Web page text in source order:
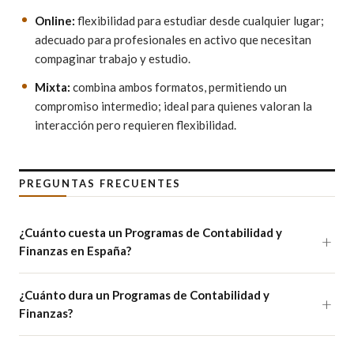
Online: flexibilidad para estudiar desde cualquier lugar;
adecuado para profesionales en activo que necesitan
compaginar trabajo y estudio.
Mixta: combina ambos formatos, permitiendo un
compromiso intermedio; ideal para quienes valoran la
interacción pero requieren flexibilidad.
PREGUNTAS FRECUENTES
¿Cuánto cuesta un Programas de Contabilidad y
Finanzas en España?
¿Cuánto dura un Programas de Contabilidad y
Finanzas?